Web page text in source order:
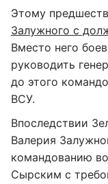
Этому
Залужного с
Вместо него
руководить
до этого
ВСУ.
Впоследствии
Валерия
командованию
Сырским с